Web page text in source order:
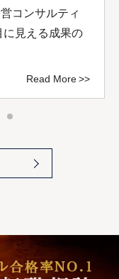
コンサルティ
に見える成果の
Read More